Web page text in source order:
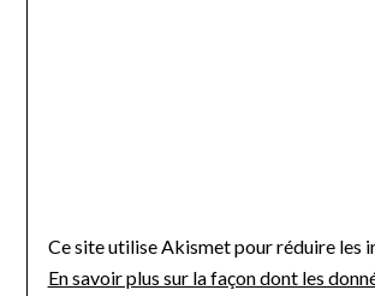
Ce site utilise Akismet pour réduire les
En savoir plus sur la façon dont les